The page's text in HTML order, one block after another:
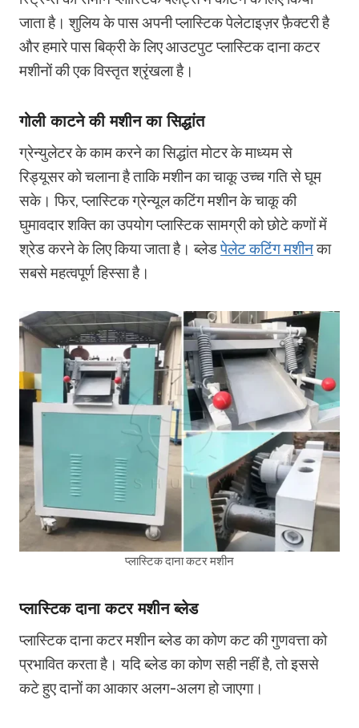
जाता है। शुलिय के पास अपनी प्लास्टिक पेलेटाइज़र फ़ैक्टरी है
और हमारे पास बिक्री के लिए आउटपुट प्लास्टिक दाना कटर
मशीनों की एक विस्तृत श्रृंखला है।
गोली काटने की मशीन का सिद्धांत
ग्रेन्युलेटर के काम करने का सिद्धांत मोटर के माध्यम से
रिड्यूसर को चलाना है ताकि मशीन का चाकू उच्च गति से घूम
सके। फिर, प्लास्टिक ग्रेन्यूल कटिंग मशीन के चाकू की
घुमावदार शक्ति का उपयोग प्लास्टिक सामग्री को छोटे कणों में
श्रेड करने के लिए किया जाता है। ब्लेडपेलेट कटिंग मशीनका
सबसे महत्वपूर्ण हिस्सा है।
प्लास्टिक दाना कटर मशीन
प्लास्टिक दाना कटर मशीन ब्लेड
प्लास्टिक दाना कटर मशीन ब्लेड का कोण कट की गुणवत्ता को
प्रभावित करता है। यदि ब्लेड का कोण सही नहीं है, तो इससे
कटे हुए दानों का आकार अलग-अलग हो जाएगा।